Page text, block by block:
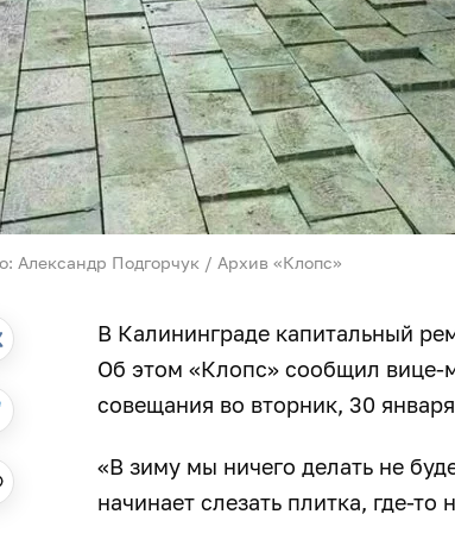
Александр Подгорчук / Архив «Клопс»
В Калининграде капитальный
Об этом «Клопс» сообщил вице-
совещания во вторник, 30
«В зиму мы ничего делать не
начинает слезать плитка, где-